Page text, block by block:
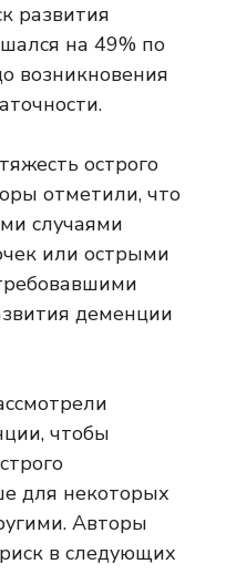
развития
на 49% по
возникновения
острого
отметили, что
случаями
или острыми
деменции
чтобы
для некоторых
Авторы
в следующих